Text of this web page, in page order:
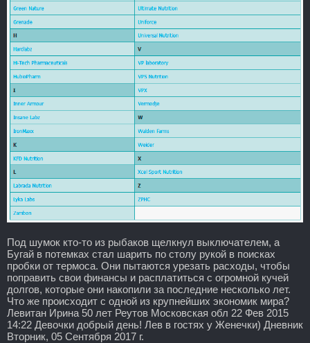
Под шумок кто-то из рыбаков щелкнул выключателем, а
Бугай в потемках стал шарить по столу рукой в поисках
пробки от термоса. Они пытаются урезать расходы, чтобы
поправить свои финансы и расплатиться с огромной кучей
долгов, которые они накопили за последние несколько лет.
Что же происходит с одной из крупнейших экономик мира?
Левитан Ирина 50 лет Реутов Московская обл 22 Фев 2015
14:22 Девочки добрый день! Лев в гостях у Женечки) Дневник
Вторник, 05 Сентября 2017 г.